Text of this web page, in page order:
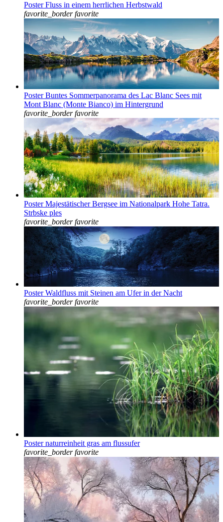
Poster Fluss in einem herrlichen Herbstwald
favorite_border favorite
Poster Buntes Sommerpanorama des Lac Blanc Sees mit
Mont Blanc (Monte Bianco) im Hintergrund
favorite_border favorite
Poster Majestätischer Bergsee im Nationalpark Hohe Tatra.
Strbske ples
favorite_border favorite
Poster Waldfluss mit Steinen am Ufer in der Nacht
favorite_border favorite
Poster naturreinheit gras am flussufer
favorite_border favorite